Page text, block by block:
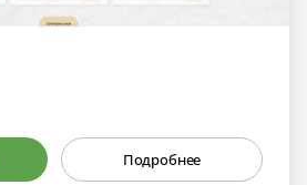
Подробнее